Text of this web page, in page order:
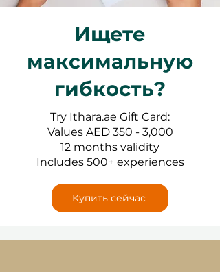
Ищете
максимальную
гибкость?
Try Ithara.ae Gift Card:
Values AED 350 - 3,000
12 months validity
Includes 500+ experiences
Купить сейчас